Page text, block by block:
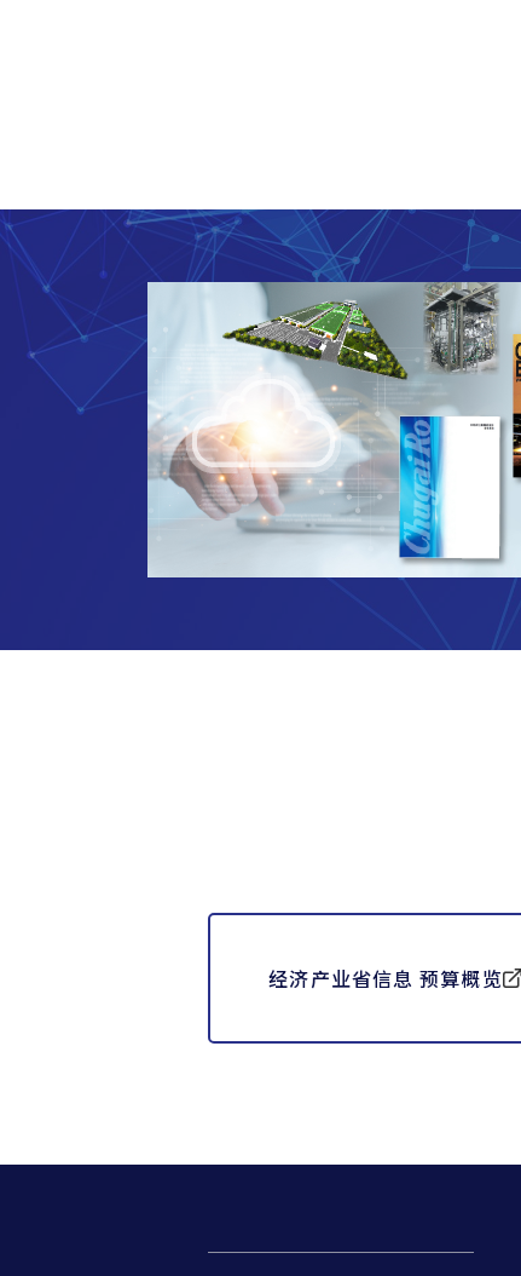
经济产业省信息 预算概览